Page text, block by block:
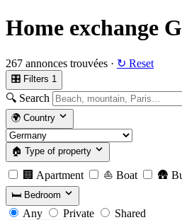
Home exchange
267 annonces trouvées · ↻ Reset
🎛 Filters 1
🔍 Search
🌍 Country
🏠 Type of property
🏢 Apartment ⛵ Boat 🛖
🛏️ Bedroom
Any Private Shared